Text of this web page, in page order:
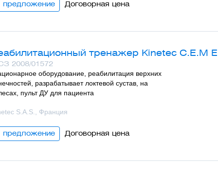
предложениe Договорная цена
тренажер Kinetec C.E.M
2008/01572
оборудование, реабилитация верхних
разрабатывает локтевой сустав, на
пульт ДУ для пациента
S.A.S., Франция
предложениe Договорная цена